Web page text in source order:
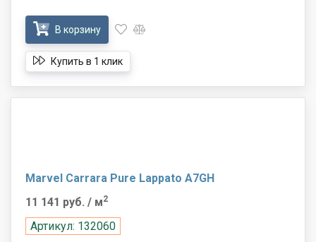
В корзину
Купить в 1 клик
Marvel Carrara Pure Lappato A7GH
11 141 руб. / м2
Артикул: 132060